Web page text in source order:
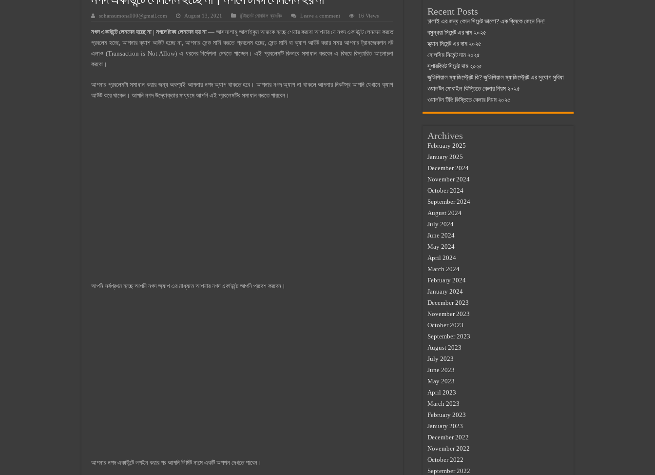
সুপারক্রিট সিমেন্ট দাম ২০২৫
জুডিশিয়াল ম্যাজিস্ট্রেট কি? জুডিশিয়াল ম্যাজিস্ট্রেট এর সুযোগ সুবিধা
ওয়ালটন মোবাইল কিস্তিতে কেনার নিয়ম ২০২৫
ওয়ালটন টিভি কিস্তিতে কেনার নিয়ম ২০২৫
জেনে নিন, বর্তমানে মোবাইল ঘড়ি দাম কত ২০২৫
sohansumona000@gmail.com August 13, 2021 ইন্টারনেট মোবাইল ব্যাংকিং Leave a comment 16 Views
নগদ একাউন্টে লেনদেন হচ্ছে না | নগদে টাকা লেনদেন হয় না — আসসালামু আলাইকুম আজকে হচ্ছে শেয়ার করবো আপনার যে নগদ একাউন্টে লেনদেন করতে
প্রবলেম হচ্ছে, আপনার ক্যাশ আউট হচ্ছে না, আপনার সেন্ড মানি করতে প্রবলেম হচ্ছে, সেন্ড মানি বা ক্যাশ আউট করার সময় আপনার ট্রানজেকশন নট
এলাও (Transaction is Not Allow) এ ধরনের নির্দেশনা দেখতে পাচ্ছেন। এই প্রবলেমটি কিভাবে সমাধান করবেন এ বিষয়ে বিস্তারিত আলোচনা
করবো।
আপনার প্রবলেমটা সমাধান করার জন্য অবশ্যই আপনার নগদ অ্যাপ থাকতে হবে। আপনার নগদ অ্যাপ না থাকলে আপনার নিকটস্থ আপনি যেখানে ক্যাশ
আউট করে থাকেন। আপনি নগদ উদ্যোক্তার মাধ্যমে আপনি এই প্রবলেমটির সমাধান করতে পারবেন।
আপনি সর্বপ্রথম হচ্ছে আপনি নগদ অ্যাপ এর মাধ্যমে আপনার নগদ একাউন্টে আপনি প্রবেশ করবেন।
আপনার নগদ একাউন্টে লগইন করার পর আপনি লিমিট নামে একটি অপশন দেখতে পাবেন।
Recent Posts
ঢালাই এর জন্য কোন সিমেন্ট ভালো? এক ক্লিকে জেনে নিন!
বসুন্ধরা সিমেন্ট এর দাম ২০২৫
স্ক্যান সিমেন্ট এর দাম ২০২৫
হোলসিম সিমেন্ট দাম ২০২৫
সুপারক্রিট সিমেন্ট দাম ২০২৫
জুডিশিয়াল ম্যাজিস্ট্রেট কি? জুডিশিয়াল ম্যাজিস্ট্রেট এর সুযোগ সুবিধা
ওয়ালটন মোবাইল কিস্তিতে কেনার নিয়ম ২০২৫
ওয়ালটন টিভি কিস্তিতে কেনার নিয়ম ২০২৫
Archives
February 2025
January 2025
December 2024
November 2024
October 2024
September 2024
August 2024
July 2024
June 2024
May 2024
April 2024
March 2024
February 2024
January 2024
December 2023
November 2023
October 2023
September 2023
August 2023
July 2023
June 2023
May 2023
April 2023
March 2023
February 2023
January 2023
December 2022
November 2022
October 2022
September 2022